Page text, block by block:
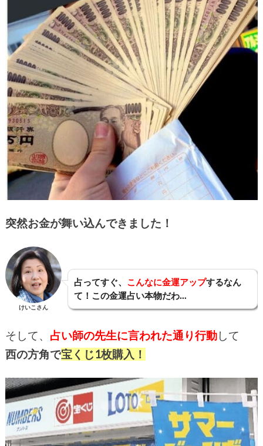
突然お金が舞い込んできました！
けいこさん
占ってすぐ、 こんなに金運アップするなん
て！この金運占い本物だわ…
そして、 占い師の先生に言われた通り行動して
西の方角で宝くじ1枚購入！